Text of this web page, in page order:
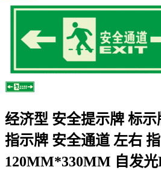
经济型 安全提示牌 标
指示牌 安全通道 左右
120MM*330MM 自发光